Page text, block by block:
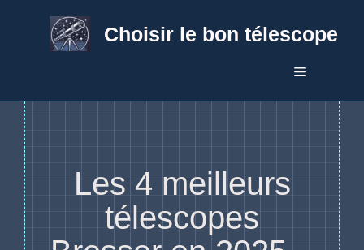
Choisir le bon télescope
Menu
Les 4 meilleurs
télescopes